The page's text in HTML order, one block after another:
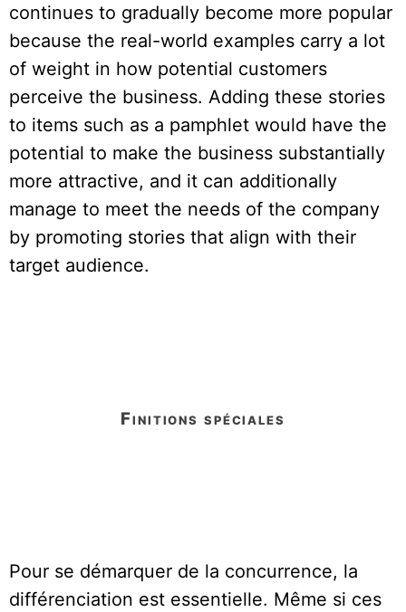
continues to gradually become more popular
because the real-world examples carry a lot
of weight in how potential customers
perceive the business. Adding these stories
to items such as a pamphlet would have the
potential to make the business substantially
more attractive, and it can additionally
manage to meet the needs of the company
by promoting stories that align with their
target audience.
finitions spéciales
Pour se démarquer de la concurrence, la
différenciation est essentielle. Même si ces